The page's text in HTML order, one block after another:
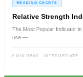
READING CHARTS
Relative Strength
The Most Popular Indicator
use —…
6 MIN READ · INTERMEDIATE